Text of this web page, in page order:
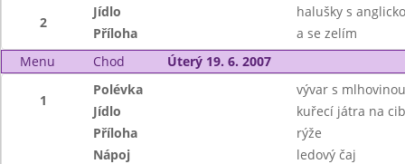
2
Jídlo
halušky s
Příloha
a se zelím
Menu
Chod Úterý 19. 6. 2007
1
Polévka
vývar s mlhovinou
Jídlo
kuřecí játra na
Příloha
rýže
Nápoj
ledový čaj